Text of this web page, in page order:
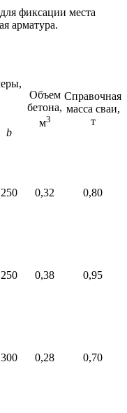
фиксации места
арматура.
Объем
бетона,
м3
Справочная
масса сваи,
т
b
250 0,32 0,80
250 0,38 0,95
300 0,28 0,70